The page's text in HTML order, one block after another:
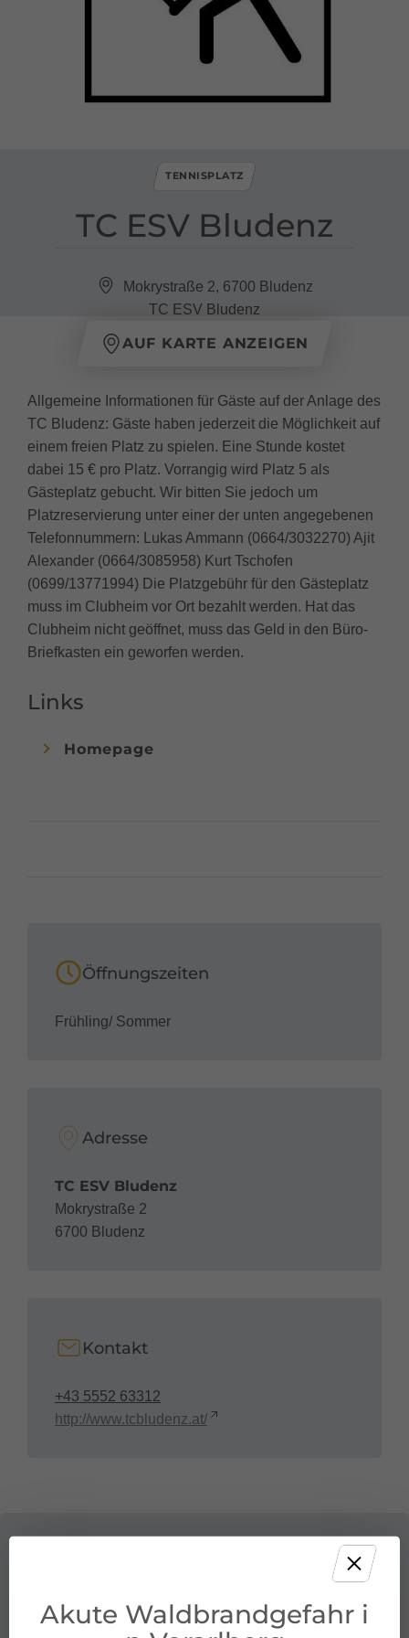
TC ESV Bludenz
TENNISPLATZ
Mokrystraße 2, 6700 Bludenz
TC ESV Bludenz
AUF KARTE ANZEIGEN
Allgemeine Informationen für Gäste auf der Anlage des
TC Bludenz: Gäste haben jederzeit die Möglichkeit auf
einem freien Platz zu spielen. Eine Stunde kostet
dabei 15 € pro Platz. Vorrangig wird Platz 5 als
Gästeplatz gebucht. Wir bitten Sie jedoch um
Platzreservierung unter einer der unten angegebenen
Telefonnummern: Lukas Ammann (0664/3032270) Ajit
Alexander (0664/3085958) Kurt Tschofen
(0699/13771994) Die Platzgebühr für den Gästeplatz
muss im Clubheim vor Ort bezahlt werden. Hat das
Clubheim nicht geöffnet, muss das Geld in den Büro-
Briefkasten ein geworfen werden.
Links
Homepage
Öffnungszeiten
Frühling/ Sommer
Adresse
TC ESV Bludenz
Mokrystraße 2
6700 Bludenz
Kontakt
+43 5552 63312
http://www.tcbludenz.at/
Akute Waldbrandgefahr i